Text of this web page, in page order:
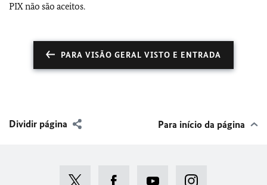
PIX não são aceitos.
PARA VISÃO GERAL VISTO E ENTRADA
Dividir página Para início da página